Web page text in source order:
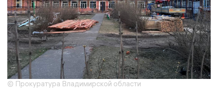
© Прокуратура Владимирской области